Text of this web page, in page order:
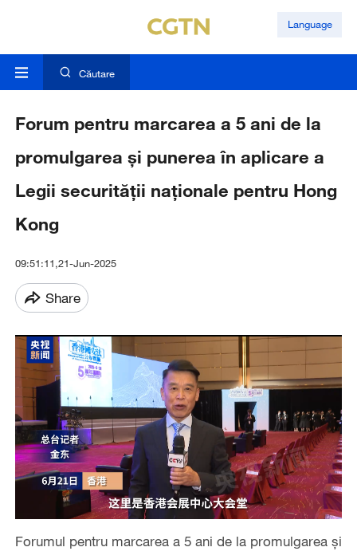
Language
Căutare
Forum pentru marcarea a 5 ani de la
promulgarea și punerea în aplicare a
Legii securității naționale pentru Hong
Kong
09:51:11,21-Jun-2025
Share
Forumul pentru marcarea a 5 ani de la promulgarea și